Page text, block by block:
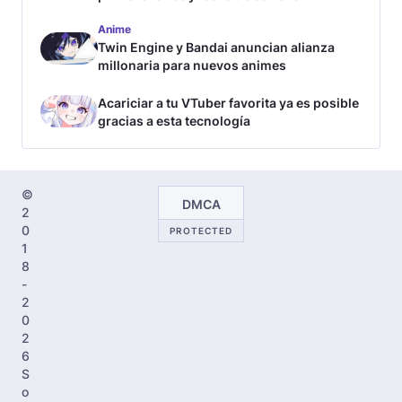
Anime
Twin Engine y Bandai anuncian alianza
millonaria para nuevos animes
Acariciar a tu VTuber favorita ya es posible
gracias a esta tecnología
©
2
0
1
8
-
2
0
2
6
S
o
DMCA
PROTECTED